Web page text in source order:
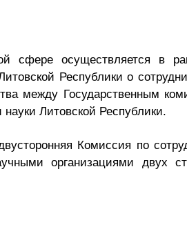
сфере осуществляется в
Республики о
между Государственным
Литовской Республики.
Комиссия по
организациями двух